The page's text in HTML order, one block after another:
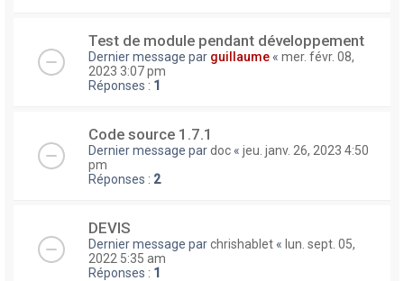
Test de module pendant développement
Dernier message par guillaume « mer. févr. 08,
2023 3:07 pm
Réponses : 1
Code source 1.7.1
Dernier message pardoc « jeu. janv. 26, 2023 4:50
pm
Réponses : 2
DEVIS
Dernier message parchrishablet « lun. sept. 05,
2022 5:35 am
Réponses : 1